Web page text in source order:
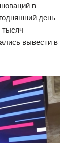
в
день
тысяч
вывести в